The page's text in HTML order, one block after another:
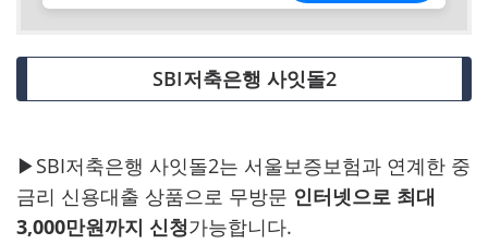
SBI저축은행 사잇돌2
▶SBI저축은행 사잇돌2는 서울보증보험과 연계한 중
금리 신용대출 상품으로 무방문 인터넷으로 최대
3,000만원까지 신청가능합니다.